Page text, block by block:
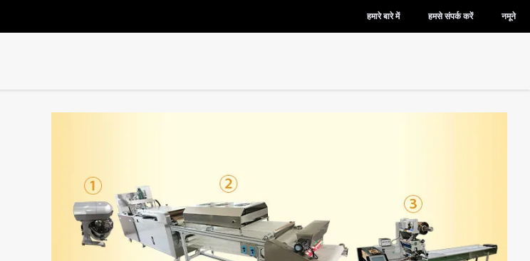
हमारे बारे में हमसे संपर्क करें नमूने